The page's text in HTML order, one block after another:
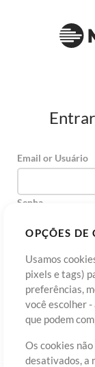
OPÇÕES DE
Usamos
pixels e tags)
preferências,
você escolher
que podem
Os cookies
desativados, a
Email or Usuário
Senha
Cadastre-se
Termos
©2006-2026 por